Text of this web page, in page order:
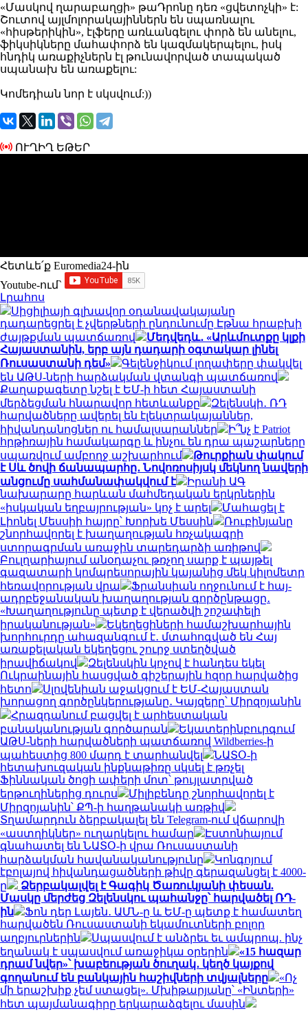
«Մասկով ղարաբաղցի» թաԴրոնը դեռ «ցվետոչկի» է:
Շուտով այլմոլորակայիններն են սպառնալու
«հիսթերիկին», էլֆերը առևանգելու փորձ են անելու,
ֆիկսիկները մահափորձ են կազմակերպելու, իսկ
հնդիկ առաքիչներն էլ թունավորված տապակած
սպանախ են առաքելու:
Կոմեդիան նոր է սկսվում:))
ՈՒՂԻՂ ԵԹԵՐ
Հետևե՛ք Euromedia24-ին
Youtube-ում`
Լրահոս
Սիցիլիայի գլխավոր օդանավակայանը
դադարեցրել է չվերթների ընդունումը Էթնա հրաբխի
ժայթքման պատճառով
Մեդվեդև․ «Արևմուտքը կլքի
Հայաստանին, երբ այն դադարի օգտակար լինել
Ռուսաստանի դեմ»
Գելենջիկում լողափերը փակվել
են ԱԹՍ-ների հարձակման վտանգի պատճառով
Քաղաքագետը նշել է ԵՄ-ի հետ Հայաստանի
մերձեցման հնարավոր հետևանքը
Զելենսկի․ ՌԴ
հարվածները ավերել են էլեկտրակայաններ,
հիվանդանոցներ ու համալսարաններ
Ի՞նչ է Patriot
հրթիռային համակարգը և ինչու են դրա պաշարները
սպառվում ամբողջ աշխարհում
Թուրքիան փակում
է Սև ծովի ճանապարհը․ Նովոռոսիյսկ մեկնող նավերի
անցումը սահմանափակվում է
Իրանի ԱԳ
նախարարը հարևան մահմեդական երկրներին
«իսկական եղբայրության» կոչ է արել
Մահացել է
Լիոնել Մեսսիի հայրը՝ Խորխե Մեսսին
Ռուբինյանը
շնորհավորել է խաղաղության հռչակագրի
ստորագրման առաջին տարեդարձի առիթով
Բուլղարիայում անօդաչու թռչող սարք է պայթել
գազատարի կոմպրեսորային կայանից մեկ կիլոմետր
հեռավորության վրա
Ֆրանսիան ողջունում է հայ-
ադրբեջանական խաղաղության գործընթացը․
«Խաղաղությունը պետք է վերածվի շոշափելի
իրականության»
Եկեղեցիների համաշխարհային
խորհուրդը ահազանգում է․ մտահոգված են Հայ
առաքելական եկեղեցու շուրջ ստեղծված
իրավիճակով
Զելենսկին կոչով է հանդես եկել
Ուկրաինային հասցված գիշերային հզոր հարվածից
հետո
Սլովենիան աջակցում է ԵՄ-Հայաստան
խորացող գործընկերությանը․ Կայզերը՝ Միրզոյանին
Հրազդանում բացվել է արհեստական
բանականության գործարան
Եկատերինբուրգում
ԱԹՍ-ների հարվածների պատճառով Wildberries-ի
պահեստից 800 մարդ է տարհանվել
ՆԱՏՕ-ի
հետախուզական ինքնաթիռը սկսել է թռչել
Ֆիննական ծոցի ափերի մոտ՝ թույլատրված
երթուղիներից դուրս
Միլիբենդը շնորհավորել է
Միրզոյանին՝ ՔՊ-ի հաղթանակի առթիվ
Տղամարդուն ձերբակալել են Telegram-ում վճարովի
«աստղիկներ» ուղարկելու համար
Էստոնիայում
գնահատել են ՆԱՏՕ-ի վրա Ռուսաստանի
հարձակման հավանականությունը
Կոնգոյում
էբոլայով հիվանդացածների թիվը գերազանցել է 4000-
ը
Ձերբակալվել է Գագիկ Ծառուկյանի փեսան.
Մասկը մերժեց Զելենսկու պահանջը՝ հարվածել ՌԴ-
ին
Ֆոն դեր Լայեն․ ԱՄՆ-ը և ԵՄ-ը պետք է համատեղ
հարվածեն Ռուսաստանի եկամուտների բոլոր
աղբյուրներին
Սպասվում է անձրեւ եւ ամպրոպ. ինչ
եղանակ է սպասվում առաջիկա օրերին
«15 հազար
դրամ նվեր»՝ խաբեության ծուղակ․ կեղծ կայքով
գողանում են բանկային հաշիվների տվյալները
«Ոչ
մի երաշխիք չեմ ստացել». Մխիթարյանը՝ «Ինտերի»
հետ պայմանագիրը երկարաձգելու մասին